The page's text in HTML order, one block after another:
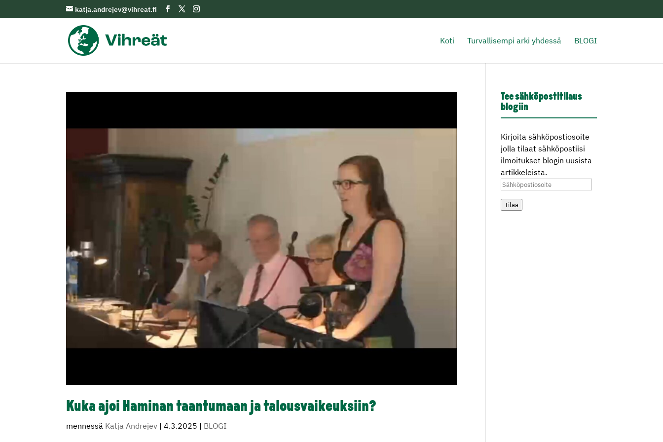
katja.andrejev@vihreat.fi
Koti Turvallisempi arki yhdessä BLOGI
Kuka ajoi Haminan taantumaan ja talousvaikeuksiin?
mennessä Katja Andrejev |4.3.2025 | BLOGI
Tee sähköpostitilaus
blogiin
Kirjoita sähköpostiosoite
jolla tilaat sähköpostiisi
ilmoitukset blogin uusista
artikkeleista.
Sähköpostiosoite
Tilaa